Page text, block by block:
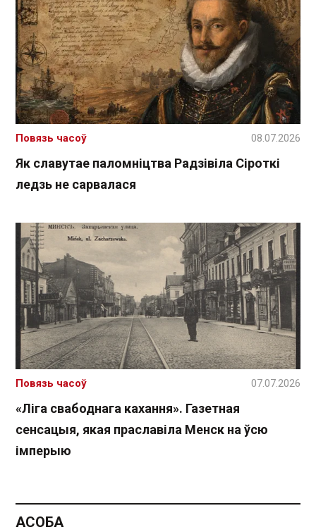
Як славутае паломніцтва Радзівіла Сіроткі
ледзь не сарвалася
Повязь часоў 08.07.2026
«Ліга свабоднага кахання». Газетная
сенсацыя, якая праславіла Менск на ўсю
імперыю
Повязь часоў 07.07.2026
АСОБА